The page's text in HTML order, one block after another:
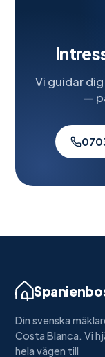
Vi guidar
—
Din svenska
Costa Blanca. Vi
hela vägen till